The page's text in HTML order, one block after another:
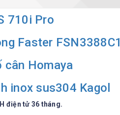
710i Pro
Faster FSN3388C1
cân Homaya
inox sus304 Kagol
điện tử 36 tháng.